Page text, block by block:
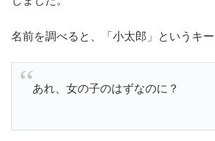
名前を調べると、「小太郎」というキ
あれ、女の子のはずなのに？